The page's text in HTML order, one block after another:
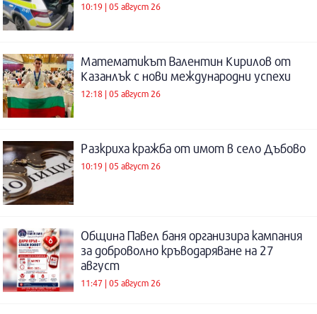
10:19 | 05 август 26
Математикът Валентин Кирилов от
Казанлък с нови международни успехи
12:18 | 05 август 26
Разкриха кражба от имот в село Дъбово
10:19 | 05 август 26
Община Павел баня организира кампания
за доброволно кръводаряване на 27
август
11:47 | 05 август 26